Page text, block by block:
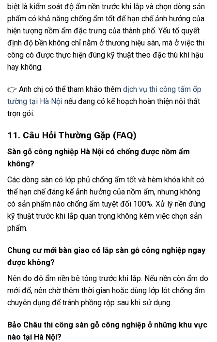
biệt là kiểm soát độ ẩm nền trước khi lắp và chọn dòng sản
phẩm có khả năng chống ẩm tốt để hạn chế ảnh hưởng của
hiện tượng nồm ẩm đặc trưng của thành phố. Yếu tố quyết
định độ bền không chỉ nằm ở thương hiệu sàn, mà ở việc thi
công có được thực hiện đúng kỹ thuật theo đặc thù khí hậu
hay không.
👉 Anh chị có thể tham khảo thêm dịch vụ thi công tấm ốp
tường tại Hà Nội nếu đang có kế hoạch hoàn thiện nội thất
trọn gói.
11. Câu Hỏi Thường Gặp (FAQ)
Sàn gỗ công nghiệp Hà Nội có chống được nồm ẩm
không?
Các dòng sàn có lớp phủ chống ẩm tốt và hèm khóa khít có
thể hạn chế đáng kể ảnh hưởng của nồm ẩm, nhưng không
có sản phẩm nào chống ẩm tuyệt đối 100%. Xử lý nền đúng
kỹ thuật trước khi lắp quan trọng không kém việc chọn sản
phẩm.
Chung cư mới bàn giao có lắp sàn gỗ công nghiệp ngay
được không?
Nên đo độ ẩm nền bê tông trước khi lắp. Nếu nền còn ẩm do
mới đổ, nên chờ thêm thời gian hoặc dùng lớp lót chống ẩm
chuyên dụng để tránh phồng rộp sau khi sử dụng.
Bảo Châu thi công sàn gỗ công nghiệp ở những khu vực
nào tại Hà Nội?